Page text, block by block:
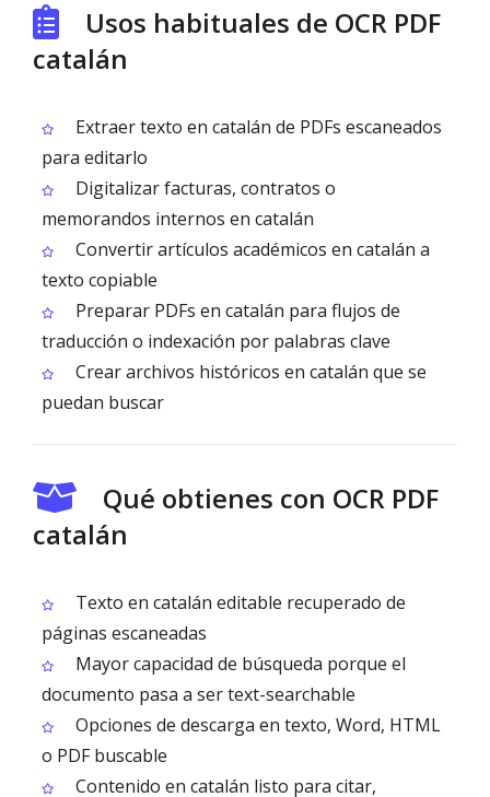
Usos habituales de OCR PDF
catalán
Extraer texto en catalán de PDFs escaneados
para editarlo
Digitalizar facturas, contratos o
memorandos internos en catalán
Convertir artículos académicos en catalán a
texto copiable
Preparar PDFs en catalán para flujos de
traducción o indexación por palabras clave
Crear archivos históricos en catalán que se
puedan buscar
Qué obtienes con OCR PDF
catalán
Texto en catalán editable recuperado de
páginas escaneadas
Mayor capacidad de búsqueda porque el
documento pasa a ser text-searchable
Opciones de descarga en texto, Word, HTML
o PDF buscable
Contenido en catalán listo para citar,